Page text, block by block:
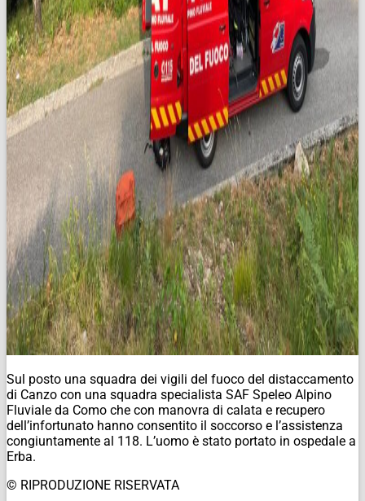
Sul posto una squadra dei vigili del fuoco del distaccamento
di Canzo con una squadra specialista SAF Speleo Alpino
Fluviale da Como che con manovra di calata e recupero
dell’infortunato hanno consentito il soccorso e l’assistenza
congiuntamente al 118. L’uomo è stato portato in ospedale a
Erba.
© RIPRODUZIONE RISERVATA